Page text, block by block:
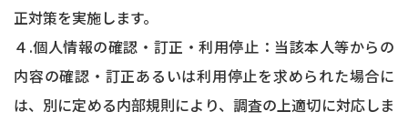
正対策を実施します。
４.個人情報の確認・訂正・利用停止：当該本人等からの
内容の確認・訂正あるいは利用停止を求められた場合に
は、別に定める内部規則により、調査の上適切に対応しま